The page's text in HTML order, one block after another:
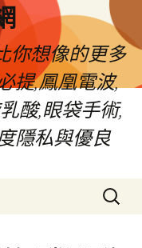
你想像的更多
提,鳳凰電波,
酸,眼袋手術,
隱私與優良
搜
尋